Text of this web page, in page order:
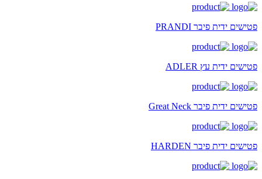
פטישים ידית פיבר PRANDI
פטישים ידית עץ ADLER
פטישים ידית פיבר Great Neck
פטישים ידית פיבר HARDEN